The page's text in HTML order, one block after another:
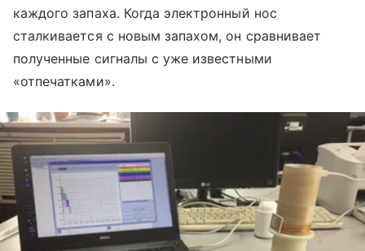
каждого запаха. Когда электронный нос
сталкивается с новым запахом, он сравнивает
полученные сигналы с уже известными
«отпечатками».